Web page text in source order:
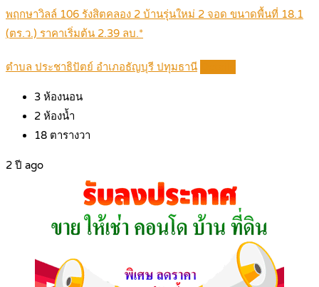
พฤกษาวิลล์ 106 รังสิตคลอง 2 บ้านรุ่นใหม่ 2 จอด ขนาดพื้นที่ 18.1
(ตร.ว.) ราคาเริ่มต้น 2.39 ลบ.*
ตำบล ประชาธิปัตย์ อำเภอธัญบุรี ปทุมธานี
3 ห้องนอน
2 ห้องน้ำ
18 ตารางวา
2 ปี ago